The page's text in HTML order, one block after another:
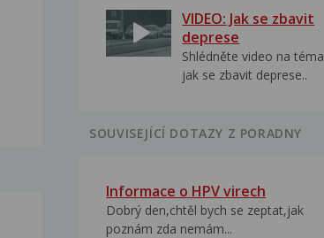
VIDEO: Jak se zbavit
deprese
Shlédněte video na téma
jak se zbavit deprese..
SOUVISEJÍCÍ DOTAZY Z PORADNY
Informace o HPV virech
Dobrý den,chtěl bych se zeptat,jak
poznám zda nemám...